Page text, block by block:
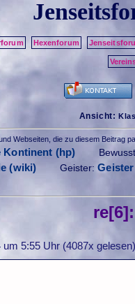
Hexenforum
Ansicht:
Webseiten, die zu diesem Beitrag
Kontinent (hp)
(wiki) Geister:
um 5:55 Uhr (4087x